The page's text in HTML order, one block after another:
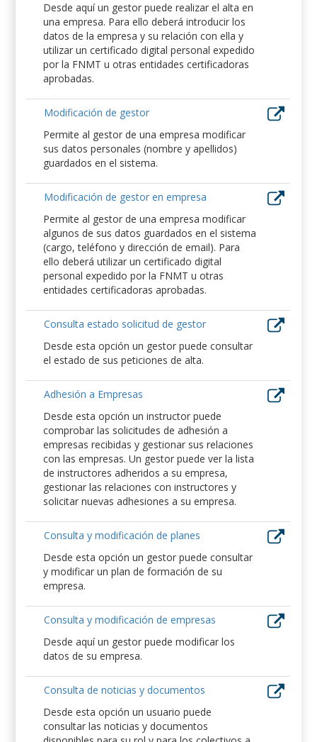
Desde aquí un gestor puede realizar el alta en
una empresa. Para ello deberá introducir los
datos de la empresa y su relación con ella y
utilizar un certificado digital personal expedido
por la FNMT u otras entidades certificadoras
aprobadas.
Modificación de gestor
Permite al gestor de una empresa modificar
sus datos personales (nombre y apellidos)
guardados en el sistema.
Modificación de gestor en empresa
Permite al gestor de una empresa modificar
algunos de sus datos guardados en el sistema
(cargo, teléfono y dirección de email). Para
ello deberá utilizar un certificado digital
personal expedido por la FNMT u otras
entidades certificadoras aprobadas.
Consulta estado solicitud de gestor
Desde esta opción un gestor puede consultar
el estado de sus peticiones de alta.
Adhesión a Empresas
Desde esta opción un instructor puede
comprobar las solicitudes de adhesión a
empresas recibidas y gestionar sus relaciones
con las empresas. Un gestor puede ver la lista
de instructores adheridos a su empresa,
gestionar las relaciones con instructores y
solicitar nuevas adhesiones a su empresa.
Consulta y modificación de planes
Desde esta opción un gestor puede consultar
y modificar un plan de formación de su
empresa.
Consulta y modificación de empresas
Desde aquí un gestor puede modificar los
datos de su empresa.
Consulta de noticias y documentos
Desde esta opción un usuario puede
consultar las noticias y documentos